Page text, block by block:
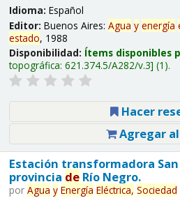
Idioma: Español
Editor: Buenos Aires: Agua y energía
estado, 1988
Disponibilidad: Ítems disponibles
topográfica: 621.374.5/A282/v.3 (1).
Hacer
Agregar
Estación transformadora
provincia deRío Negro.
por Agua y Energía Eléctrica, Sociedad